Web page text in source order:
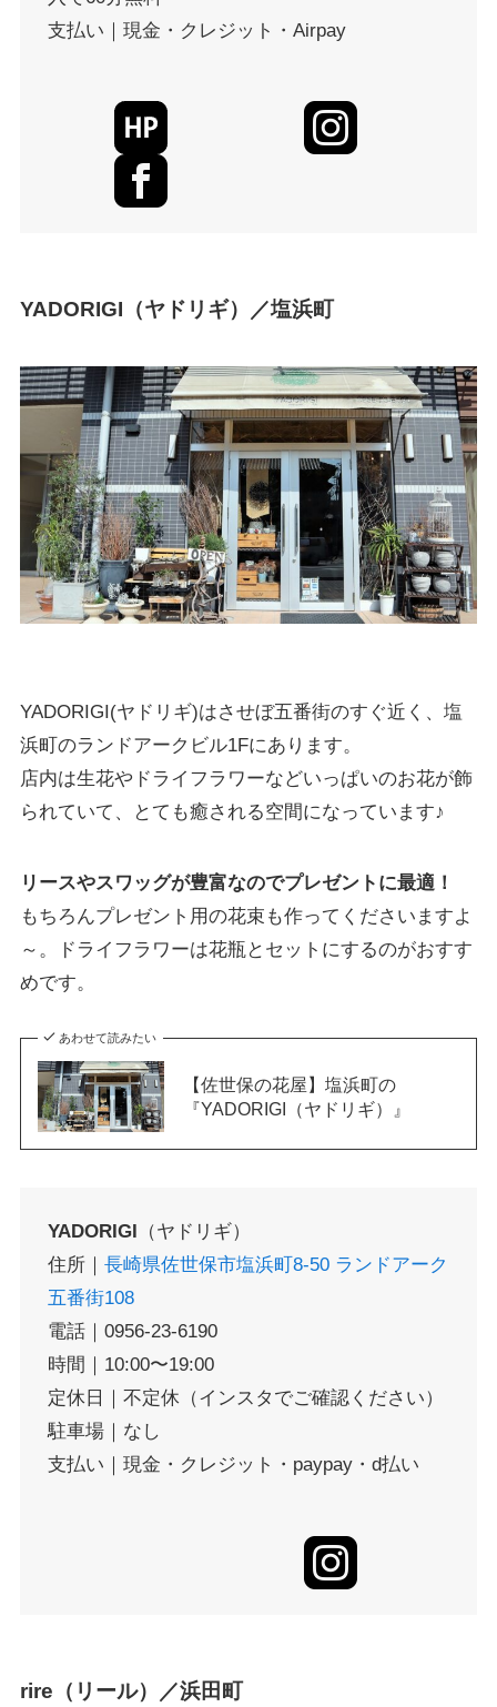
支払い｜現金・クレジット・Airpay
YADORIGI（ヤドリギ）／塩浜町
YADORIGI(ヤドリギ)はさせぼ五番街のすぐ近く、塩
浜町のランドアークビル1Fにあります。
店内は生花やドライフラワーなどいっぱいのお花が飾
られていて、とても癒される空間になっています♪
リースやスワッグが豊富なのでプレゼントに最適！
もちろんプレゼント用の花束も作ってくださいますよ
～。ドライフラワーは花瓶とセットにするのがおすす
めです。
あわせて読みたい
【佐世保の花屋】塩浜町の
『YADORIGI（ヤドリギ）』
YADORIGI
（ヤドリギ）
住所｜長崎県佐世保市塩浜町8-50 ランドアーク
五番街108
電話｜0956-23-6190
時間｜10:00〜19:00
定休日｜不定休（インスタでご確認ください）
駐車場｜なし
支払い｜現金・クレジット・paypay・d払い
rire（リール）／浜田町